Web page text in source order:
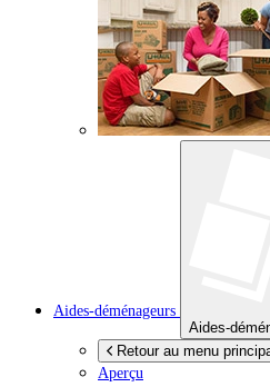
Aides-déménageurs
Aides-
Retour au menu
Aperçu